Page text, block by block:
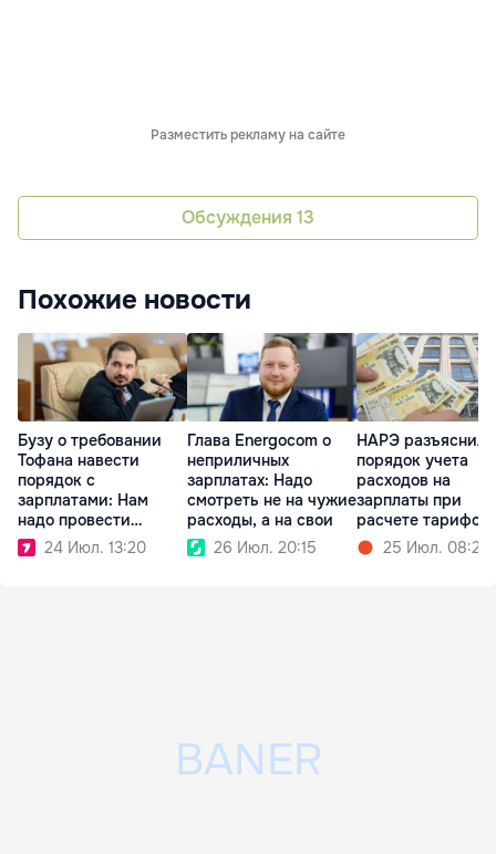
Разместить рекламу на сайте
Обсуждения 13
Похожие новости
Бузу о требовании
Тофана навести
порядок с
зарплатами: Нам
надо провести
чистку24 Июл. 13:20
Глава Energocom о
неприличных
зарплатах: Надо
смотреть не на чужие
расходы, а на свои
26 Июл. 20:15
НАРЭ разъяснило
порядок учета
расходов на
зарплаты при
расчете тарифов
25 Июл. 08:25